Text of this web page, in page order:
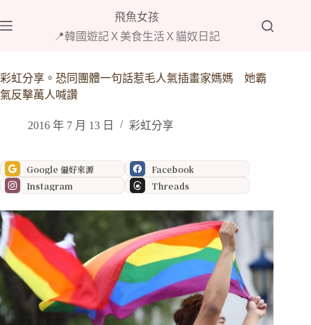
至
內
容
飛魚女孩
📍韓國遊記Ｘ美食生活Ｘ貓奴日記
彩虹分享。恐同團體一句話惹毛人氣插畫家媽媽 她霸
氣反擊萬人喊讚
2016 年 7 月 13 日 彩虹分享
Google 偏好來源
Facebook
Instagram
Threads